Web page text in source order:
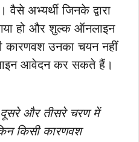
वैसे अभ्यर्थी जिनके द्वारा
हो और शुल्क ऑनलाइन
कारणवश उनका चयन नहीं
आवेदन कर सकते हैं।
दूसरे और तीसरे चरण में
किसी कारणवश